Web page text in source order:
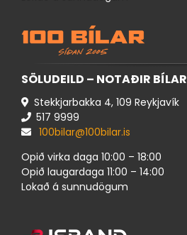
SÖLUDEILD – NOTAÐIR BÍLAR
Stekkjarbakka 4, 109 Reykjavík
517 ​9999
100bilar@100bilar.is
Opið virka daga 10:00 – 18:00
Opið laugardaga 11:00 – 14:00
Lokað á sunnudögum